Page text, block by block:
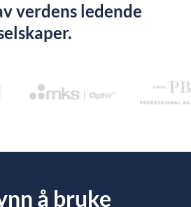
verdens ledende
å bruke